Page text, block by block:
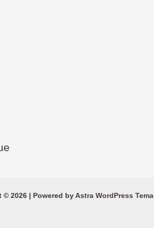
© 2026 | Powered byAstra WordPress Tema